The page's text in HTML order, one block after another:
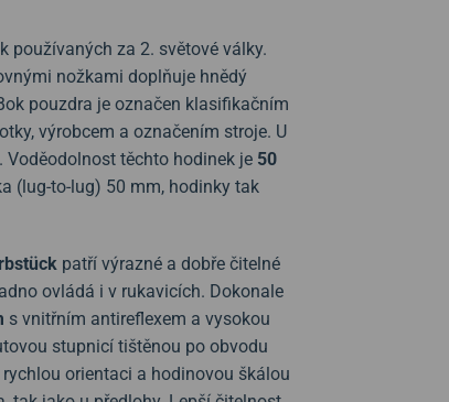
používaných za 2. světové války.
nožkami doplňuje hnědý
pouzdra je označen klasifikačním
výrobcem a označením stroje. U
těchto hodinek je 50
(lug-to-lug) 50 mm, hodinky tak
patří výrazné a dobře čitelné
ovládá i v rukavicích. Dokonale
s vnitřním antireflexem a vysokou
stupnicí tištěnou po obvodu
orientaci a hodinovou škálou